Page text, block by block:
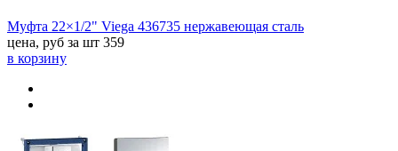
Муфта 22×1/2" Viega 436735 нержавеющая сталь
цена, руб за шт 359
в корзину